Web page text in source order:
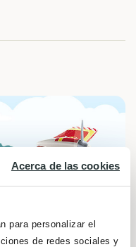
Acerca de las cookies
para personalizar el
de redes sociales y